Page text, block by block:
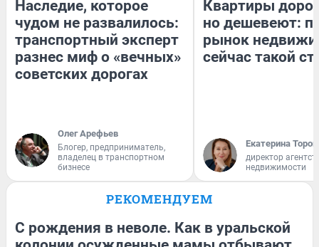
Наследие, которое
чудом не развалилось:
транспортный эксперт
разнес миф о «вечных»
советских дорогах
Олег Арефьев
Блогер, предприниматель,
владелец в транспортном
бизнесе
Квартиры
но дешевеют:
рынок
сейчас такой
Екатерина
директор
недвижимости
РЕКОМЕНДУЕМ
С рождения в неволе. Как в уральской